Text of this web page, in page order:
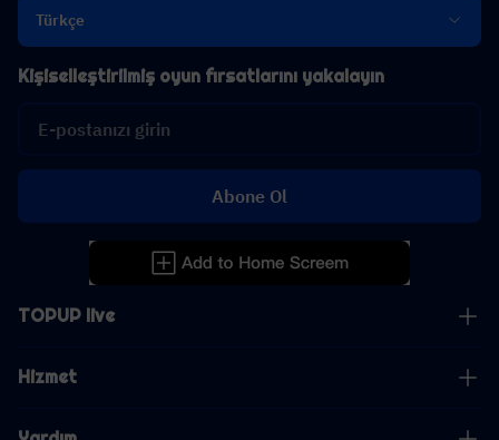
Türkçe
TOPUP live
Hizmet
Kişiselleştirilmiş oyun fırsatlarını yakalayın
Abone Ol